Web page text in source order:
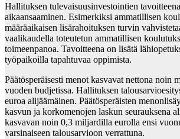
Hallituksen tulevaisuusinvestointien
aikaansaaminen. Esimerkiksi ammatillisen
määräaikaisen lisärahoituksen turvin
vaalikaudella toteutetun ammatillisen
toimeenpanoa. Tavoitteena on lisätä
työpaikoilla tapahtuvaa oppimista.
Päätösperäisesti menot kasvavat nettona noin
vuoden budjetissa. Hallituksen
euroa alijäämäinen. Päätösperäisten
kasvun ja korkomenojen laskun seurauksena
kasvavan noin 0,3 miljardilla eurolla ensi
varsinaiseen talousarvioon verrattuna.